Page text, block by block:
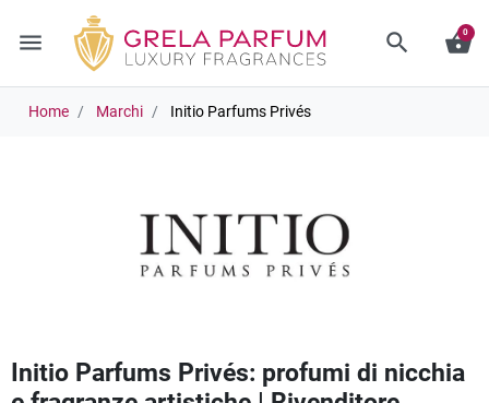
menu search shopping_basket
0
Home Marchi Initio Parfums Privés
Initio Parfums Privés: profumi di nicchia